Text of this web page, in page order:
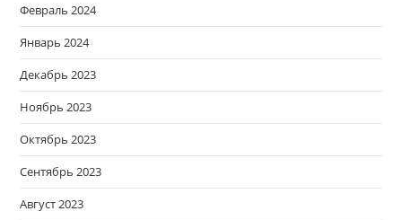
Февраль 2024
Январь 2024
Декабрь 2023
Ноябрь 2023
Октябрь 2023
Сентябрь 2023
Август 2023